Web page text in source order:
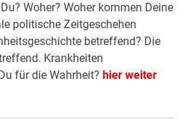
Woher? Woher kommen Deine
politische Zeitgeschehen
betreffend? Die
Krankheiten
für die Wahrheit? hier weiter